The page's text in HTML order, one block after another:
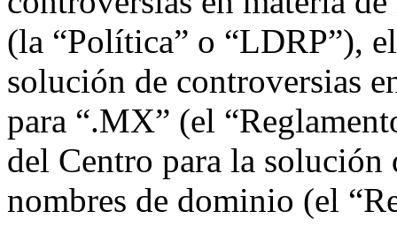
(la “Política” o “LDRP”),
solución de controversias
para “.MX” (el
del Centro para la solución
nombres de dominio (el